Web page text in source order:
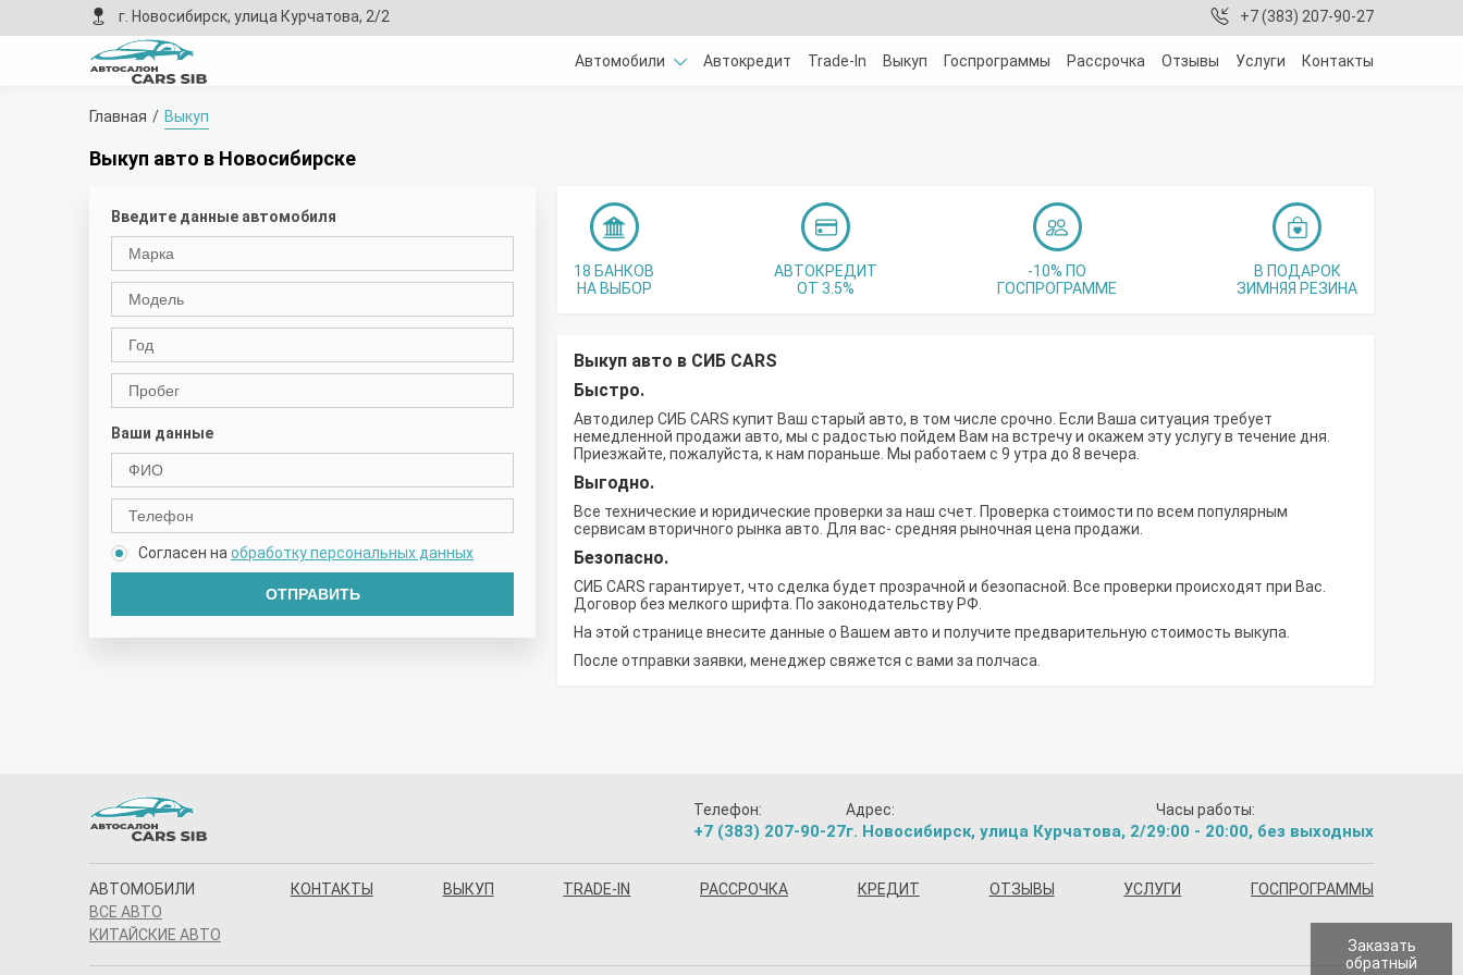
г. Новосибирск, улица Курчатова, 2/2 +7 (383) 207-90-27
Автомобили Автокредит Trade-In Выкуп Госпрограммы Рассрочка Отзывы Услуги Контакты
Главная Выкуп
Выкуп авто в Новосибирске
Введите данные автомобиля
Ваши данные
Согласен на обработку персональных данных
ОТПРАВИТЬ
18 БАНКОВ
НА ВЫБОР
АВТОКРЕДИТ
ОТ 3.5%
-10% ПО
ГОСПРОГРАММЕ
В ПОДАРОК
ЗИМНЯЯ РЕЗИНА
Выкуп авто в СИБ CARS
Быстро.
Автодилер СИБ CARS купит Ваш старый авто, в том числе срочно. Если Ваша ситуация требует
немедленной продажи авто, мы с радостью пойдем Вам на встречу и окажем эту услугу в течение дня.
Приезжайте, пожалуйста, к нам пораньше. Мы работаем с 9 утра до 8 вечера.
Выгодно.
Все технические и юридические проверки за наш счет. Проверка стоимости по всем популярным
сервисам вторичного рынка авто. Для вас- средняя рыночная цена продажи.
Безопасно.
СИБ CARS гарантирует, что сделка будет прозрачной и безопасной. Все проверки происходят при Вас.
Договор без мелкого шрифта. По законодательству РФ.
На этой странице внесите данные о Вашем авто и получите предварительную стоимость выкупа.
После отправки заявки, менеджер свяжется с вами за полчаса.
Телефон:
+7 (383) 207-90-27
Адрес:
г. Новосибирск, улица Курчатова, 2/2
Часы работы:
9:00 - 20:00, без выходных
АВТОМОБИЛИ
ВСЕ АВТО
КИТАЙСКИЕ АВТО
КОНТАКТЫ ВЫКУП TRADE-IN РАССРОЧКА КРЕДИТ ОТЗЫВЫ УСЛУГИ ГОСПРОГРАММЫ
Заказать
обратный